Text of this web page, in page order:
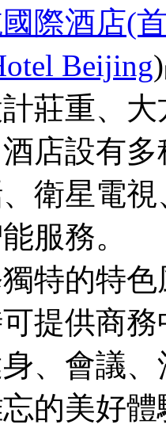
際酒店(
Beijing
莊重、
店設有
衛星電
服務。
的特色
提供商
、會議
的美好體